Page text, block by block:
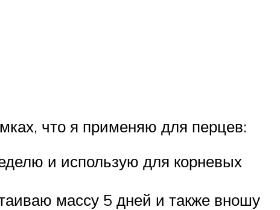
что я применяю для перцев:
и использую для корневых
массу 5 дней и также вношу